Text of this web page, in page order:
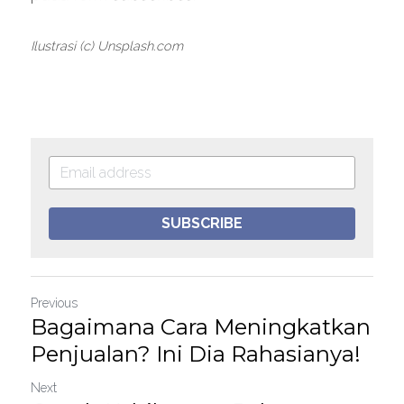
Ilustrasi (c) Unsplash.com
SUBSCRIBE
Previous
Bagaimana Cara Meningkatkan
Penjualan? Ini Dia Rahasianya!
Next